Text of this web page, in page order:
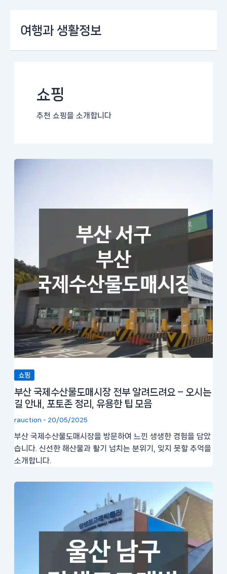
로
여행과 생활정보
쇼핑
추천 쇼핑을 소개합니다
쇼핑
부산 국제수산물도매시장 전부 알려드려요 – 오시는
길 안내, 포토존 정리, 유용한 팁 모음
rauction - 20/05/2025
부산 국제수산물도매시장을 방문하여 느낀 생생한 경험을 담았
습니다. 신선한 해산물과 활기 넘치는 분위기, 잊지 못할 추억을
소개합니다.